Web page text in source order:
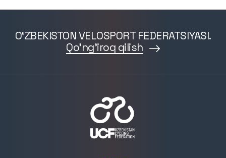
O‘ZBEKISTON VELOSPORT FEDERATSIYASI.
Qo'ng'iroq qilish